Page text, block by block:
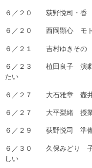
６／２０ 荻野悦司・香
６／２０ 西岡顕心 モ
６／２１ 吉村ゆきその
６／２３ 植田良子 演劇
たい
６／２７ 大石雅章 壺井
６／２７ 大平梨緒 授業
６／２９ 荻野悦司 準備
６／３０ 久保みどり 子
しい